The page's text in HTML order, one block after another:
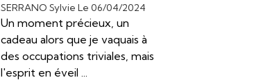
SERRANO Sylvie Le 06/04/2024
Un moment précieux, un
cadeau alors que je vaquais à
des occupations triviales, mais
l'esprit en éveil ...